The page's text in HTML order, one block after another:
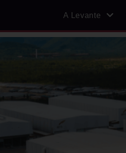
A Levante